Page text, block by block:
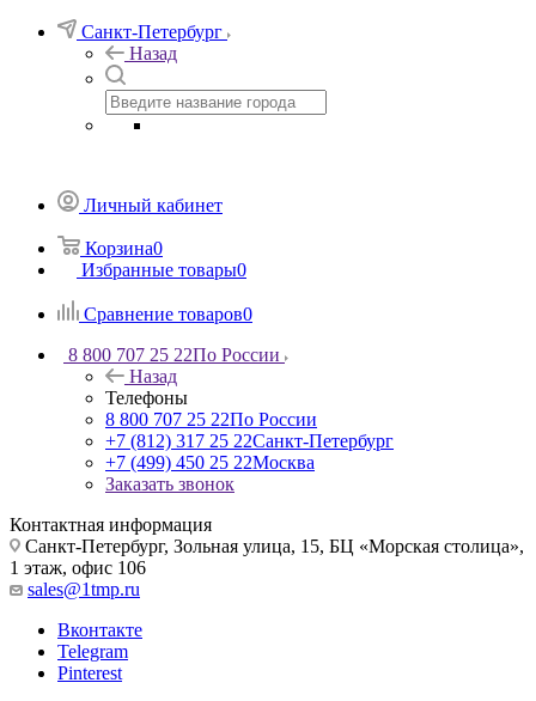
Санкт-Петербург
Назад
Личный кабинет
Корзина0
Избранные товары0
Сравнение товаров0
8 800 707 25 22По России
Назад
Телефоны
8 800 707 25 22По России
+7 (812) 317 25 22Санкт-Петербург
+7 (499) 450 25 22Москва
Заказать звонок
Контактная информация
Санкт-Петербург, Зольная улица, 15, БЦ «Морская столица»,
1 этаж, офис 106
sales@1tmp.ru
Вконтакте
Telegram
Pinterest